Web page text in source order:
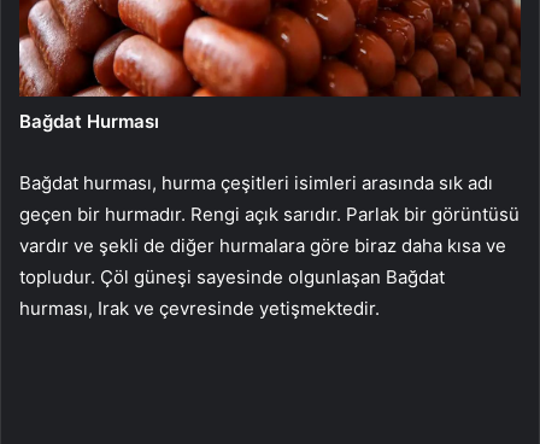
Bağdat Hurması
Bağdat hurması, hurma çeşitleri isimleri arasında sık adı
geçen bir hurmadır. Rengi açık sarıdır. Parlak bir görüntüsü
vardır ve şekli de diğer hurmalara göre biraz daha kısa ve
topludur. Çöl güneşi sayesinde olgunlaşan Bağdat
hurması, Irak ve çevresinde yetişmektedir.